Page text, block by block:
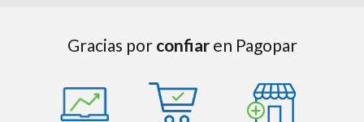
Gracias por confiaren Pagopar